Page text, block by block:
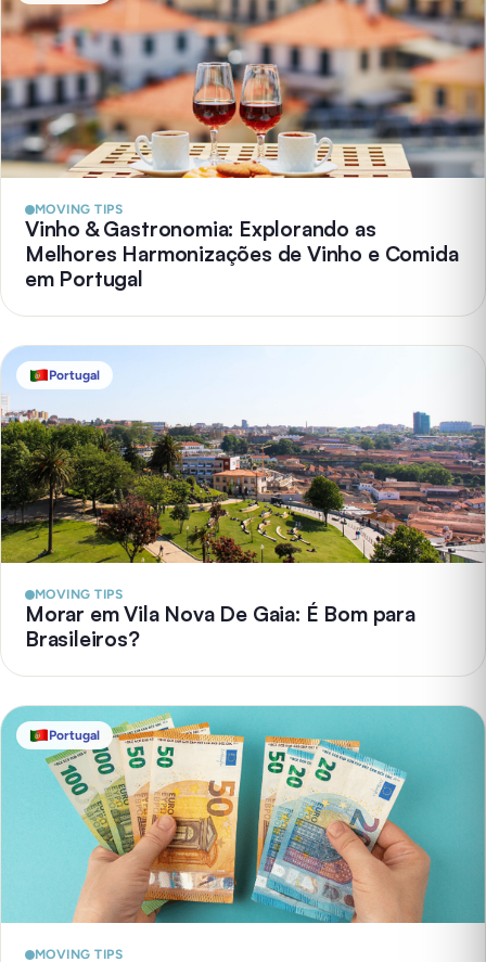
MOVING TIPS
Vinho & Gastronomia: Explorando as
Melhores Harmonizações de Vinho e Comida
em Portugal
Portugal
MOVING TIPS
Morar em Vila Nova De Gaia: É Bom para
Brasileiros?
Portugal
MOVING TIPS